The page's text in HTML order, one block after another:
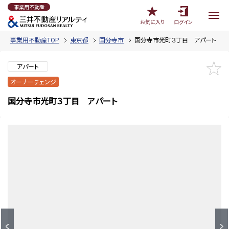
事業用不動産
お気に入り
ログイン
事業用不動産TOP 東京都 国分寺市 国分寺市光町３丁目 アパート
アパート
オーナーチェンジ
国分寺市光町３丁目 アパート